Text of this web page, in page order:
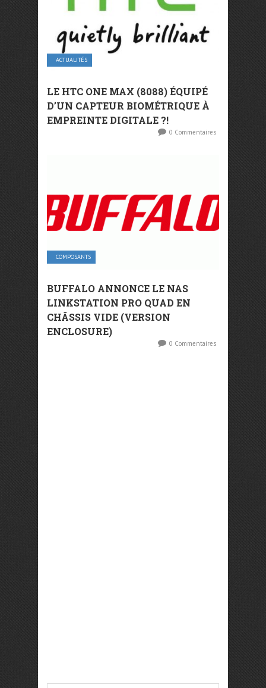
ACTUALITÉS
LE HTC ONE MAX (8088) ÉQUIPÉ
D’UN CAPTEUR BIOMÉTRIQUE À
EMPREINTE DIGITALE ?!
0 Commentaires
COMPOSANTS
BUFFALO ANNONCE LE NAS
LINKSTATION PRO QUAD EN
CHÂSSIS VIDE (VERSION
ENCLOSURE)
0 Commentaires